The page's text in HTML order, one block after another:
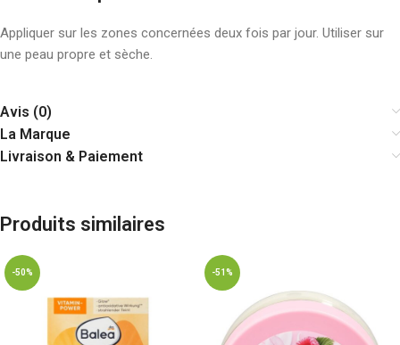
Appliquer sur les zones concernées deux fois par jour. Utiliser sur
une peau propre et sèche.
Avis (0)
La Marque
Livraison & Paiement
Produits similaires
-50% -51%